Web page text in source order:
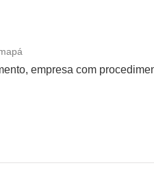
com a vida familiar
empresa com